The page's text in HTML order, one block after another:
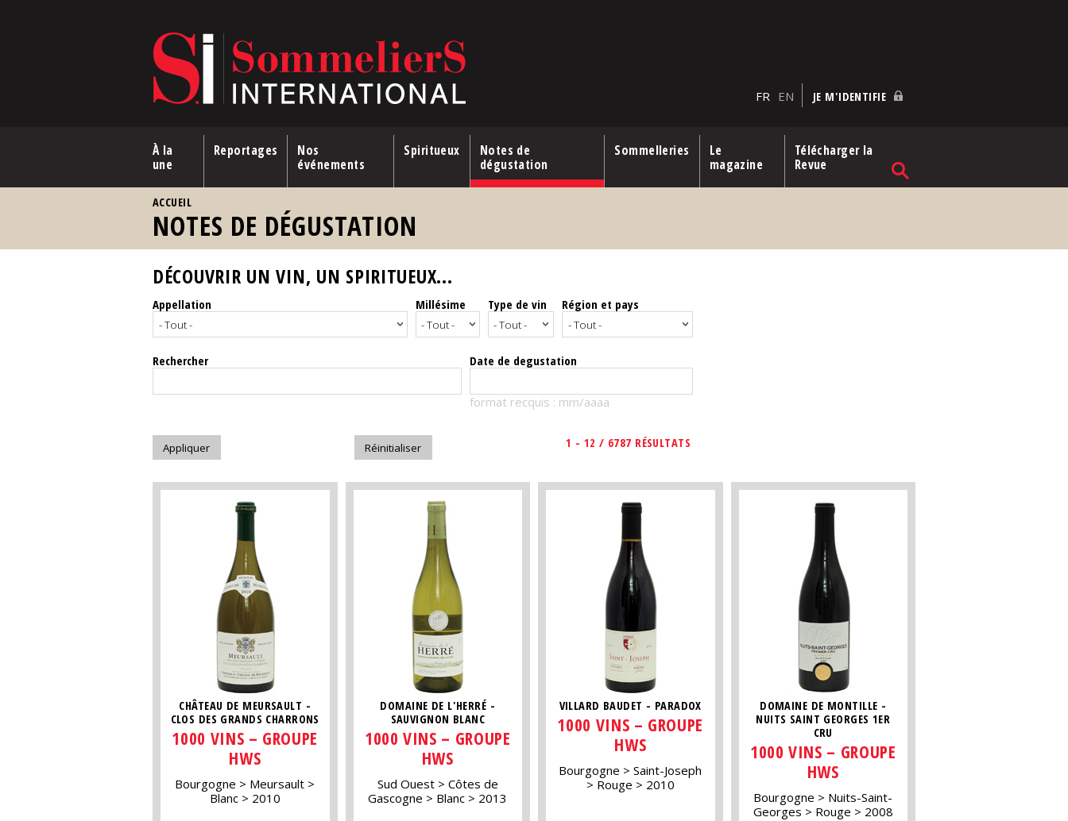
FR EN JE M'IDENTIFIE
À la
une
Reportages
Nos
événements
Spiritueux
Notes de
dégustation
Sommelleries
Le
magazine
Télécharger la
Revue
ACCUEIL
NOTES DE DÉGUSTATION
DÉCOUVRIR UN VIN, UN SPIRITUEUX...
Appellation Millésime Type de vin Région et pays
Rechercher Date de degustation
format recquis : mm/aaaa
1 - 12 / 6787 RÉSULTATS
CHÂTEAU DE MEURSAULT -
CLOS DES GRANDS CHARRONS
1000 VINS – GROUPE
HWS
Bourgogne
Meursault
Blanc
2010
DOMAINE DE L'HERRÉ -
SAUVIGNON BLANC
1000 VINS – GROUPE
HWS
Sud Ouest
Côtes de
Gascogne
Blanc 2013
VILLARD BAUDET - PARADOX
1000 VINS – GROUPE
HWS
Bourgogne
Saint-Joseph
Rouge
2010
DOMAINE DE MONTILLE -
NUITS SAINT GEORGES 1ER
CRU
1000 VINS – GROUPE
HWS
Bourgogne
Nuits-Saint-
Georges
Rouge 2008